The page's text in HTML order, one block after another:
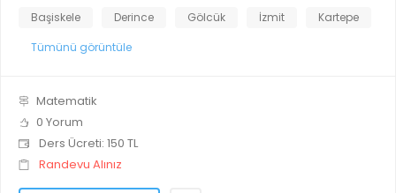
Başiskele Derince Gölcük İzmit
Kartepe
Tümünü görüntüle
Matematik
0 Yorum
Ders Ücreti: 150 TL
Randevu Alınız